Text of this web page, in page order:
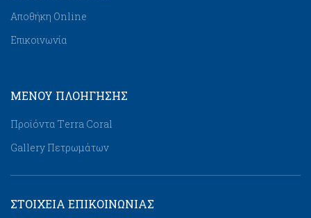
Αποθήκη Online
Επικοινωνία
ΜΕΝΟΥ ΠΛΟΉΓΗΣΗΣ
Προϊόντα Τerra Coral
Gallery Πετρωμάτων
ΣΤΟΙΧΕΙΑ ΕΠΙΚΟΙΝΩΝΙΑΣ